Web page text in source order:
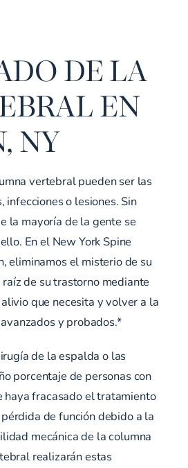
DE LA
EN
NY
vertebral pueden ser las
infecciones o lesiones. Sin
la mayoría de la gente se
En el New York Spine
eliminamos el misterio de su
de su trastorno mediante
que necesita y volver a la
y probados.*
de la espalda o las
porcentaje de personas con
haya fracasado el tratamiento
de función debido a la
mecánica de la columna
realizarán estas